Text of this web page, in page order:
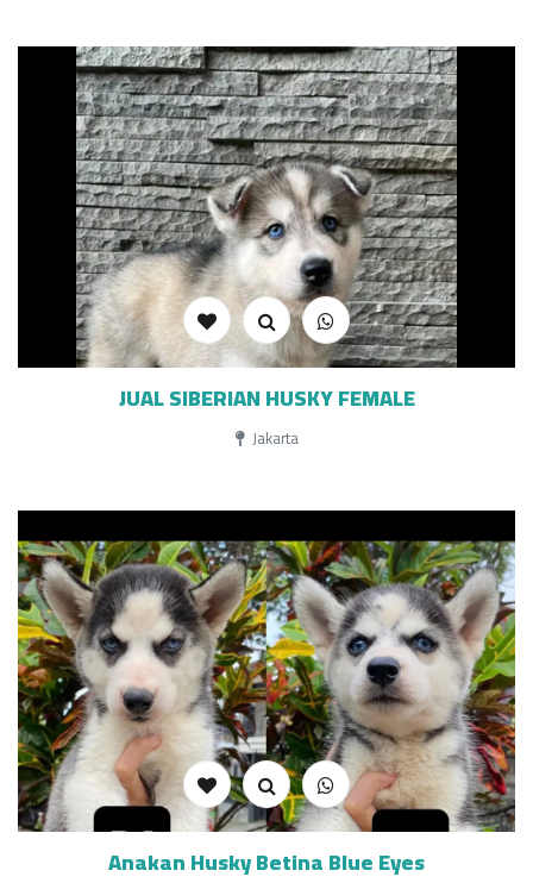
JUAL SIBERIAN HUSKY FEMALE
Jakarta
Anakan Husky Betina Blue Eyes